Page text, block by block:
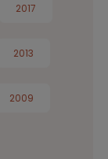
2017
2013
2009